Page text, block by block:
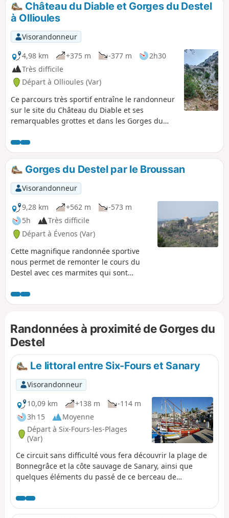
p
Château du Diable et Gorges du Destel
à Ollioules
Visorandonneur
4,98 km
+375 m -377 m
2h30
Très difficile
Départ à Ollioules (Var)
Ce parcours très sportif entraîne le randonneur
sur le site du Château du Diable et ses
remarquables grottes et dans les Gorges du
de géant. Passages sympathiques avec des
chaînes ou des cordes. Note modérateur un
passage n'est plus encordé, voir les avis
Gorges du Destel par le Broussan
Visorandonneur
9,28 km
+562 m
-573 m
5h
Très difficile
Départ à Évenos (Var)
Cette magnifique randonnée sportive
nous permet de remonter le cours du
Destel avec ces marmites qui sont
classée très difficile à cause du passage
dans les gorges du (6) au (2) (a).
logiciel semble très sous-estimée (voir
les avis dans le bas de cette fiche)
Randonnées à proximité de Gorges du
Destel
Le littoral entre Six-Fours et Sanary
Visorandonneur
10,09 km
+138 m
-114 m
3h 15
Moyenne
Départ à Six-Fours-les-Plages
(Var)
Ce circuit sans difficulté vous fera découvrir la plage de
Bonnegrâce et la côte sauvage de Sanary, ainsi que
quelques éléments du passé de ce berceau de